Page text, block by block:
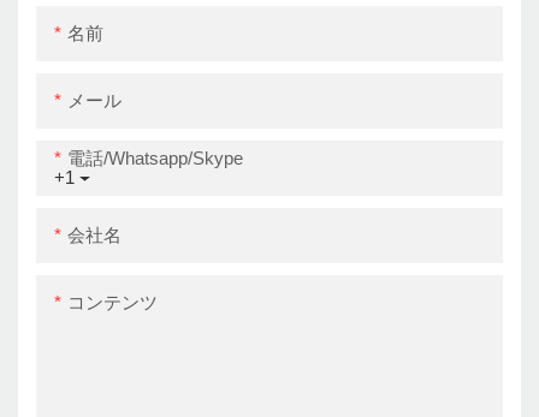
名前
メール
+1
電話/whatsapp/skype
会社名
コンテンツ